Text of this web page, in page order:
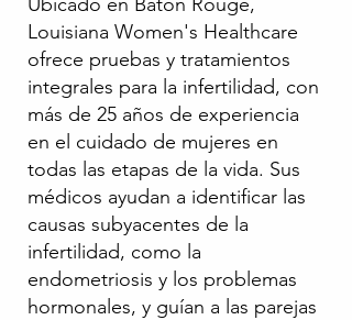
Louisiana Women's Healthcare
ofrece pruebas y tratamientos
integrales para la infertilidad, con
más de 25 años de experiencia
en el cuidado de mujeres en
todas las etapas de la vida. Sus
médicos ayudan a identificar las
causas subyacentes de la
infertilidad, como la
endometriosis y los problemas
hormonales, y guían a las parejas